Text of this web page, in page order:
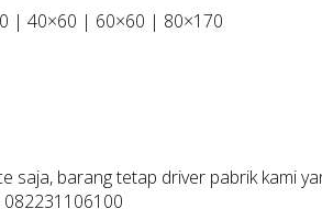
| 40×60 | 60×60 | 80×170
saja, barang tetap driver pabrik kami
082231106100